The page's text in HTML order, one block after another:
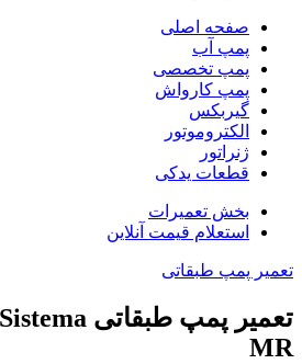
صفحه اصلی
پمپ آب
پمپ تخصصی
پمپ کارواش
گیربکس
الکتروموتور
ژنراتور
قطعات یدکی
بخش تعمیرات
استعلام قیمت آنلاین
تعمیر پمپ طبقاتی
MR